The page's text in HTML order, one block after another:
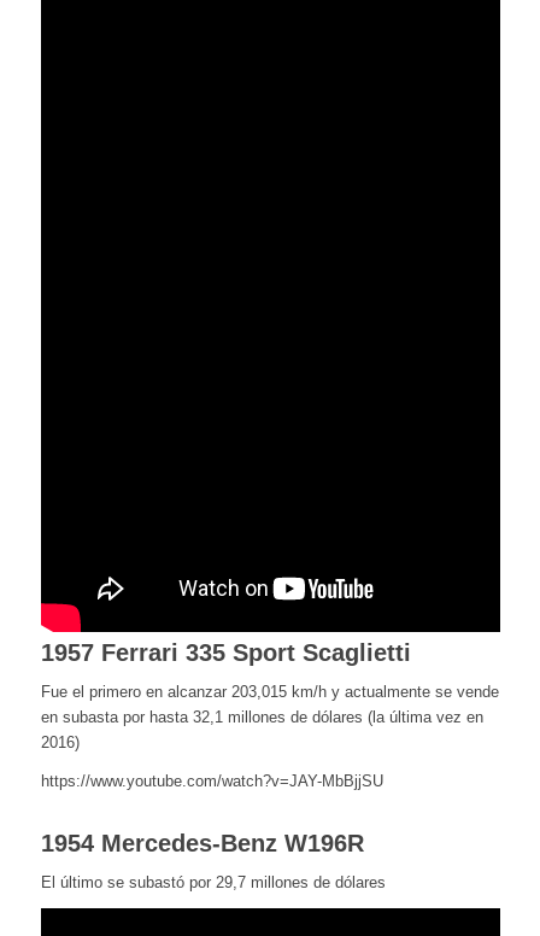
1957 Ferrari 335 Sport Scaglietti
Fue el primero en alcanzar 203,015 km/h y actualmente se vende
en subasta por hasta 32,1 millones de dólares (la última vez en
2016)
https://www.youtube.com/watch?v=JAY-MbBjjSU
1954 Mercedes-Benz W196R
El último se subastó por 29,7 millones de dólares